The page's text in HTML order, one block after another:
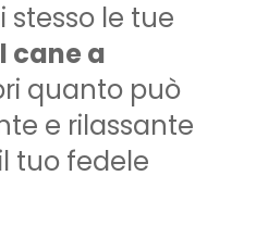
stesso le tue
cane a
quanto può
e rilassante
tuo fedele